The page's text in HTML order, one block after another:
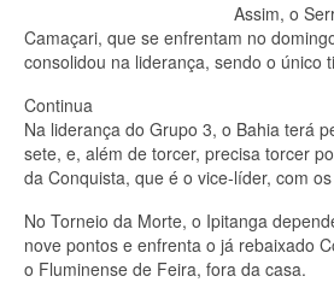
Assim, o
Camaçari, que se enfrentam no
consolidou na liderança, sendo o único
Continua
Na liderança do Grupo 3, o Bahia terá
sete, e, além de torcer, precisa torcer
da Conquista, que é o vice-líder, com
No Torneio da Morte, o Ipitanga
nove pontos e enfrenta o já rebaixado
o Fluminense de Feira, fora da casa.